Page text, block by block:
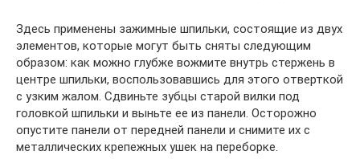
Здесь применены зажимные шпильки, состоящие из двух
элементов, которые могут быть сняты следующим
образом: как можно глубже вожмите внутрь стержень в
центре шпильки, воспользовавшись для этого отверткой
с узким жалом. Сдвиньте зубцы старой вилки под
головкой шпильки и выньте ее из панели. Осторожно
опустите панели от передней панели и снимите их с
металлических крепежных ушек на переборке.